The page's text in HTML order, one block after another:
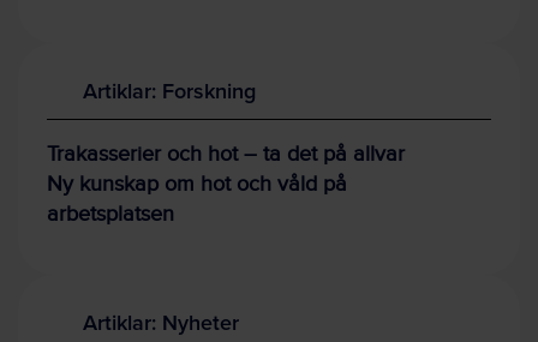
Artiklar: Forskning
Trakasserier och hot – ta det på allvar
Ny kunskap om hot och våld på
arbetsplatsen
Artiklar: Nyheter